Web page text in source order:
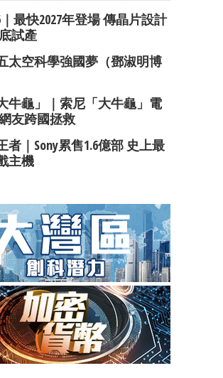
｜最快2027年登場 傳晶片設計
試產
太空科學強國夢（鄧淑明博
牛龜」｜索尼「大牛龜」電
友跨國拯救
者｜Sony累售1.6億部 史上最
主機